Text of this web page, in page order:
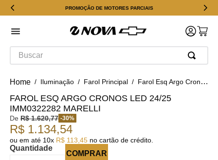
PROMOÇÃO DE MOTORES PARCIAIS
Buscar
Iluminação Farol Principal Farol Esq Argo Cronos LED 24/25 IMM0322282 Marelli
FAROL ESQ ARGO CRONOS LED 24/25
IMM0322282 MARELLI
De R$ 1.620,77 -30%
R$ 1.134,54
ou em até 10x R$ 113 45 no cartão de crédito.
Quantidade
COMPRAR